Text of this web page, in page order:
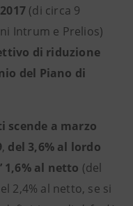
(di circa 9
Intrum e Prelios)
di riduzione
del Piano di
a marzo
, del 3,6% al lordo
1,6% al netto (del
2,4% al netto, se si